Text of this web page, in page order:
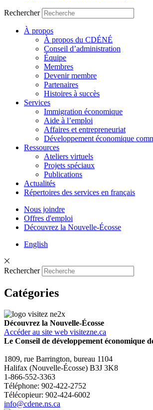
Rechercher
À propos
À propos du CDÉNÉ
Conseil d’administration
Équipe
Membres
Devenir membre
Partenaires
Histoires à succès
Services
Immigration économique
Aide à l’emploi
Affaires et entrepreneuriat
Développement économique
Ressources
Ateliers virtuels
Projets spéciaux
Publications
Actualités
Répertoires des services en français
Nous joindre
Offres d'emploi
Découvrez la Nouvelle-Écosse
English
Rechercher
Catégories
Découvrez la Nouvelle-Écosse
Accéder au site web visitezne.ca
Le Conseil de développement économique
1809, rue Barrington, bureau 1104
Halifax (Nouvelle-Écosse) B3J 3K8
1-866-552-3363
Téléphone: 902-422-2752
Télécopieur: 902-424-6002
info@cdene.ns.ca